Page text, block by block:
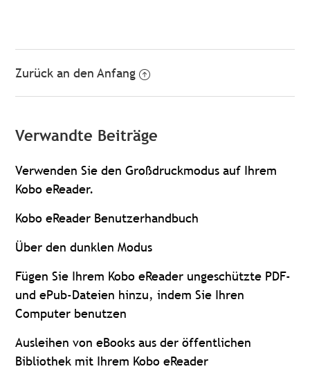
Zurück an den Anfang
Verwandte Beiträge
Verwenden Sie den Großdruckmodus auf Ihrem
Kobo eReader.
Kobo eReader Benutzerhandbuch
Über den dunklen Modus
Fügen Sie Ihrem Kobo eReader ungeschützte PDF-
und ePub-Dateien hinzu, indem Sie Ihren
Computer benutzen
Ausleihen von eBooks aus der öffentlichen
Bibliothek mit Ihrem Kobo eReader